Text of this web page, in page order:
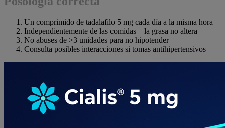
Un comprimido de tadalafilo 5 mg cada día a la misma hora
Independientemente de las comidas – la grasa no altera
No abuses de >3 unidades para no hipotender
Consulta posibles interacciones si tomas antihipertensivos